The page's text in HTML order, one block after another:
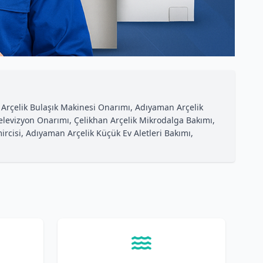
Bulaşık Makinesi Onarımı, Adıyaman Arçelik
Onarımı, Çelikhan Arçelik Mikrodalga Bakımı,
Adıyaman Arçelik Küçük Ev Aletleri Bakımı,